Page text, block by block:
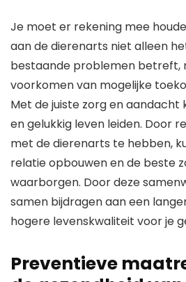
Je moet er rekening mee
aan de dierenarts niet alleen
bestaande problemen betreft,
voorkomen van mogelijke
Met de juiste zorg en aandacht
en gelukkig leven leiden. Door
met de dierenarts te hebben,
relatie opbouwen en de beste
waarborgen. Door deze
samen bijdragen aan een
hogere levenskwaliteit voor je
Preventieve